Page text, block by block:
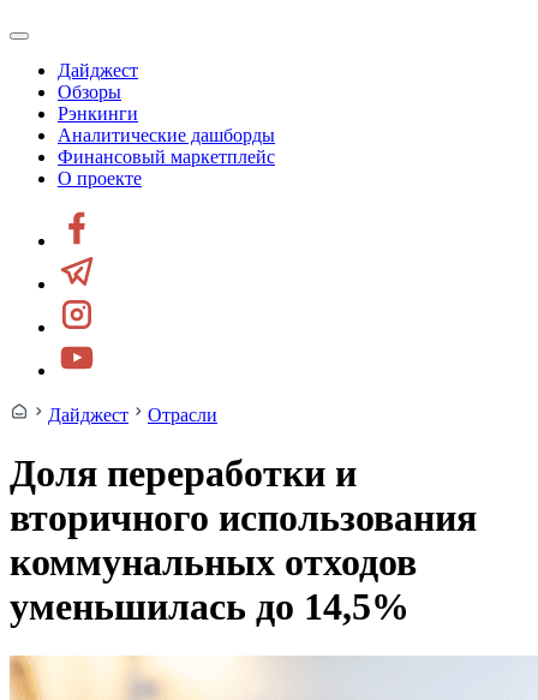
Дайджест
Обзоры
Рэнкинги
Аналитические дашборды
Финансовый маркетплейс
О проекте
Дайджест Отрасли
Доля переработки и
вторичного использования
коммунальных отходов
уменьшилась до 14,5%